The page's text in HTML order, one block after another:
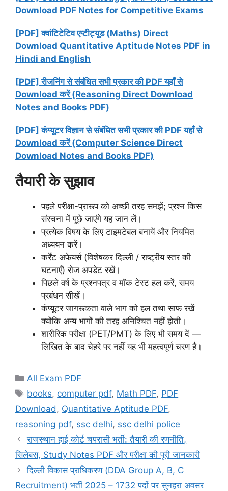
Download PDF Notes for Competitive Exams
[PDF] क्वांटिटेटिव एप्टीट्यूड (Maths) Direct
Download Quantitative Aptitude Notes PDF in
Hindi and English
[PDF] रीजनिंग से संबंधित सभी प्रकार की PDF यहाँ से
Download करें (Reasoning Direct Download
Notes and Books PDF)
[PDF] कंप्यूटर विज्ञान से संबंधित सभी प्रकार की PDF यहाँ से
Download करें (Computer Science Direct
Download Notes and Books PDF)
तैयारी के सुझाव
पहले परीक्षा-प्रारूप को अच्छी तरह समझें; प्रश्न किस
संरचना में पूछे जाएंगे यह जान लें।
प्रत्येक विषय के लिए टाइमटेबल बनायें और नियमित
अध्ययन करें।
कर्रेंट अफेयर्स (विशेषकर दिल्ली / राष्ट्रीय स्तर की
घटनाएँ) रोज अपडेट रखें।
पिछले वर्ष के प्रश्नपत्र व मॉक टेस्ट हल करें, समय
प्रबंधन सीखें।
कंप्यूटर जागरूकता वाले भाग को हल तथा साफ रखें
क्योंकि अन्य भागों की तरह अनिश्चित नहीं होती।
शारीरिक परीक्षा (PET/PMT) के लिए भी समय दें —
लिखित के बाद चेहरे पर नहीं यह भी महत्वपूर्ण चरण है।
Categories
All Exam PDF
Tags
books, computer pdf, Math PDF, PDF
Download , Quantitative Aptitude PDF,
reasoning pdf, ssc delhi, ssc delhi police
राजस्थान हाई कोर्ट चपरासी भर्ती: तैयारी की रणनीति,
सिलेबस, Study Notes PDF और परीक्षा की पूरी जानकारी
दिल्ली विकास प्राधिकरण (DDA Group A, B, C
Recruitment) भर्ती 2025 – 1732 पदों पर सुनहरा अवसर